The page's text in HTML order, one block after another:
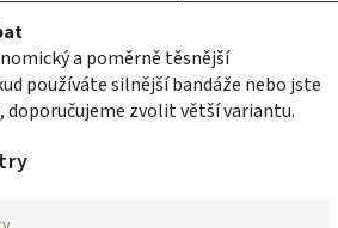
a poměrně těsnější
používáte silnější bandáže nebo jste
doporučujeme zvolit větší variantu.